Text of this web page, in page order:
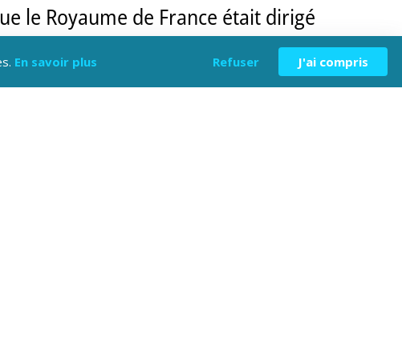
le Royaume de France était dirigé
et de volutes ocre jaune. En partie
floraux stylisés.
En savoir plus Refuser J'ai compris